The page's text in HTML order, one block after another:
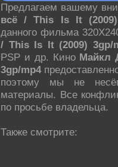
Предлагаем вашему
всё / This Is It
данного фильма
/ This Is It (2009) 3gp/
PSP и др. Кино Майкл
3gp/mp4
поэтому мы не
материалы. Все
по просьбе владельца.
Также смотрите: